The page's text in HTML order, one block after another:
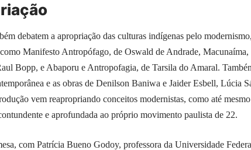
debatem a apropriação das culturas indígenas pelo
Manifesto Antropófago, de Oswald de Andrade,
Bopp, e Abaporu e Antropofagia, de Tarsila do Amaral.
e as obras de Denilson Baniwa e Jaider Esbell, Lúcia
vem reapropriando conceitos modernistas, como até
e aprofundada ao próprio movimento paulista de 22.
com Patrícia Bueno Godoy, professora da Universidade